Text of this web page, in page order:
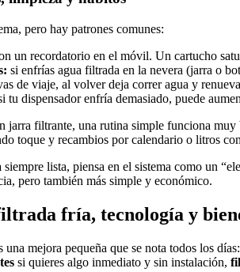
pero hay patrones comunes:
un recordatorio en el móvil. Un cartucho
si enfrías agua filtrada en la nevera (jarra o
de viaje, al volver deja correr agua y
tu dispensador enfría demasiado, puede
jarra filtrante, una rutina simple funciona
toque y recambios por calendario o litros
siempre lista, piensa en el sistema como un
pero también más simple y económico.
fría, tecnología y
una mejora pequeña que se nota todos los
si quieres algo inmediato y sin instalación,